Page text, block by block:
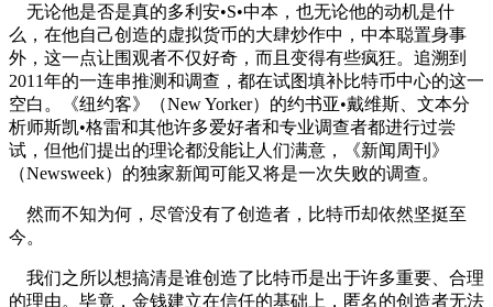
无论他是否是真的多利安•S•中本，也无论他的动机是什
么，在他自己创造的虚拟货币的大肆炒作中，中本聪置身事
外，这一点让围观者不仅好奇，而且变得有些疯狂。追溯到
2011年的一连串推测和调查，都在试图填补比特币中心的这一
空白。《纽约客》（New Yorker）的约书亚•戴维斯、文本分
析师斯凯•格雷和其他许多爱好者和专业调查者都进行过尝
试，但他们提出的理论都没能让人们满意，《新闻周刊》
（Newsweek）的独家新闻可能又将是一次失败的调查。
然而不知为何，尽管没有了创造者，比特币却依然坚挺至
今。
我们之所以想搞清是谁创造了比特币是出于许多重要、合理
的理由。毕竟，金钱建立在信任的基础上，匿名的创造者无法